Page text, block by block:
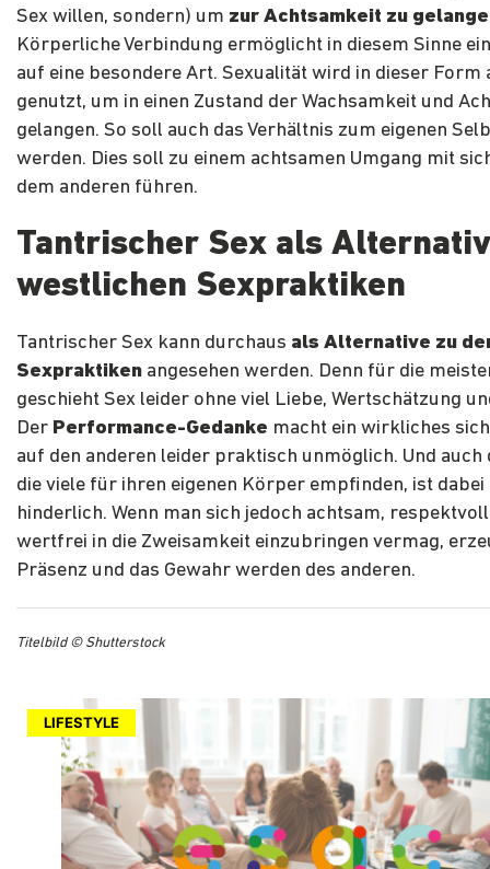
Sex willen, sondern) um zur Achtsamkeit zu
Körperliche Verbindung ermöglicht in diesem Sinne
auf eine besondere Art. Sexualität wird in dieser Form
genutzt, um in einen Zustand der Wachsamkeit und
gelangen. So soll auch das Verhältnis zum eigenen
werden. Dies soll zu einem achtsamen Umgang mit
dem anderen führen.
Tantrischer Sex als
westlichen Sexpraktiken
Tantrischer Sex kann durchaus als Alternative zu
Sexpraktiken angesehen werden. Denn für die
geschieht Sex leider ohne viel Liebe, Wertschätzung
Der Performance-Gedanke macht ein wirkliches
auf den anderen leider praktisch unmöglich. Und auch
die viele für ihren eigenen Körper empfinden, ist
hinderlich. Wenn man sich jedoch achtsam,
wertfrei in die Zweisamkeit einzubringen vermag,
Präsenz und das Gewahr werden des anderen.
Titelbild © Shutterstock
LIFESTYLE